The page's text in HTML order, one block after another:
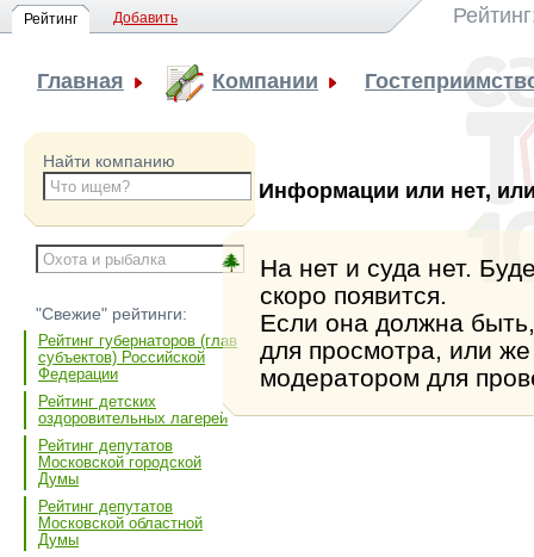
Рейтинг Добавить
Главная Компании
Найти компанию
"Свежие" рейтинги:
Рейтинг губернаторов (глав
субъектов) Российской
Федерации
Рейтинг детских
оздоровительных лагерей
Рейтинг депутатов
Московской городской
Думы
Рейтинг депутатов
Московской областной
Думы
Информации или нет,
На нет и суда нет.
скоро появится.
Если она должна
для просмотра, или
модератором для